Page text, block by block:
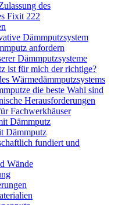
des
Fixit 222
Dämmputzsystem
anfordern
Dämmputzsysteme
ist für mich der richtige?
Wärmedämmputzsystems
die beste Wahl sind
Herausforderungen
Fachwerkhäuser
Dämmputz
Dämmputz
fundiert und
Wände